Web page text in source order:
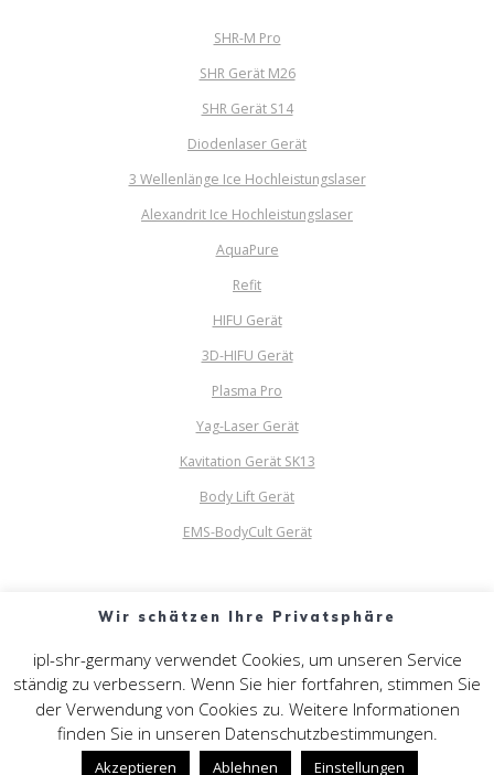
Hans-Sachs-Str. 17 40721 Hilden
© 2026 IPL SHR Germany
SHR-M Pro
SHR Gerät M26
SHR Gerät S14
Diodenlaser Gerät
3 Wellenlänge Ice Hochleistungslaser
Alexandrit Ice Hochleistungslaser
AquaPure
Refit
HIFU Gerät
3D-HIFU Gerät
Plasma Pro
Yag-Laser Gerät
Kavitation Gerät SK13
Body Lift Gerät
EMS-BodyCult Gerät
Wir schätzen Ihre Privatsphäre
ipl-shr-germany verwendet Cookies, um unseren Service
ständig zu verbessern. Wenn Sie hier fortfahren, stimmen Sie
der Verwendung von Cookies zu. Weitere Informationen
finden Sie in unseren Datenschutzbestimmungen.
Akzeptieren Ablehnen Einstellungen